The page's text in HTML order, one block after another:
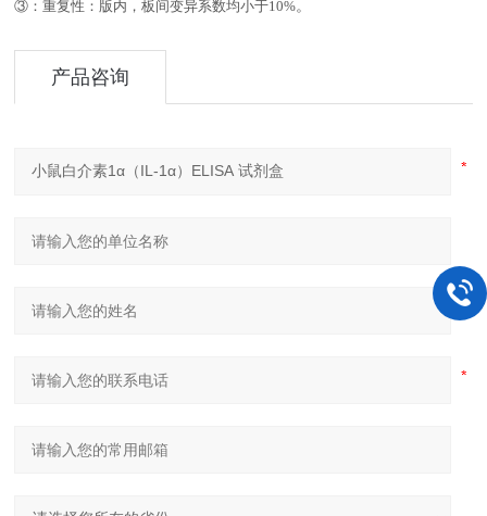
③：重复性：版内，板间变异系数均小于10%。
产品咨询